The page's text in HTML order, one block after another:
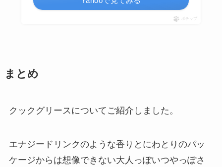
ポチップ
まとめ
クックグリースについてご紹介しました。
エナジードリンクのような香りとにわとりのパッ
ケージからは想像できない大人っぽいつやっぽさ